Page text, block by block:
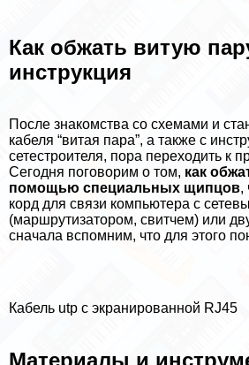
Как обжать витую
инструкция
После знакомства со схемами и
кабеля “витая пара”, а также с
сетестроителя, пора переходить к
Сегодня поговорим о том, как
помощью специальных щипцов,
корд для связи компьютера с
(маршрутизатором, свитчем) или
сначала вспомним, что для этого
Кабель utp с экранированной RJ45
Материалы и